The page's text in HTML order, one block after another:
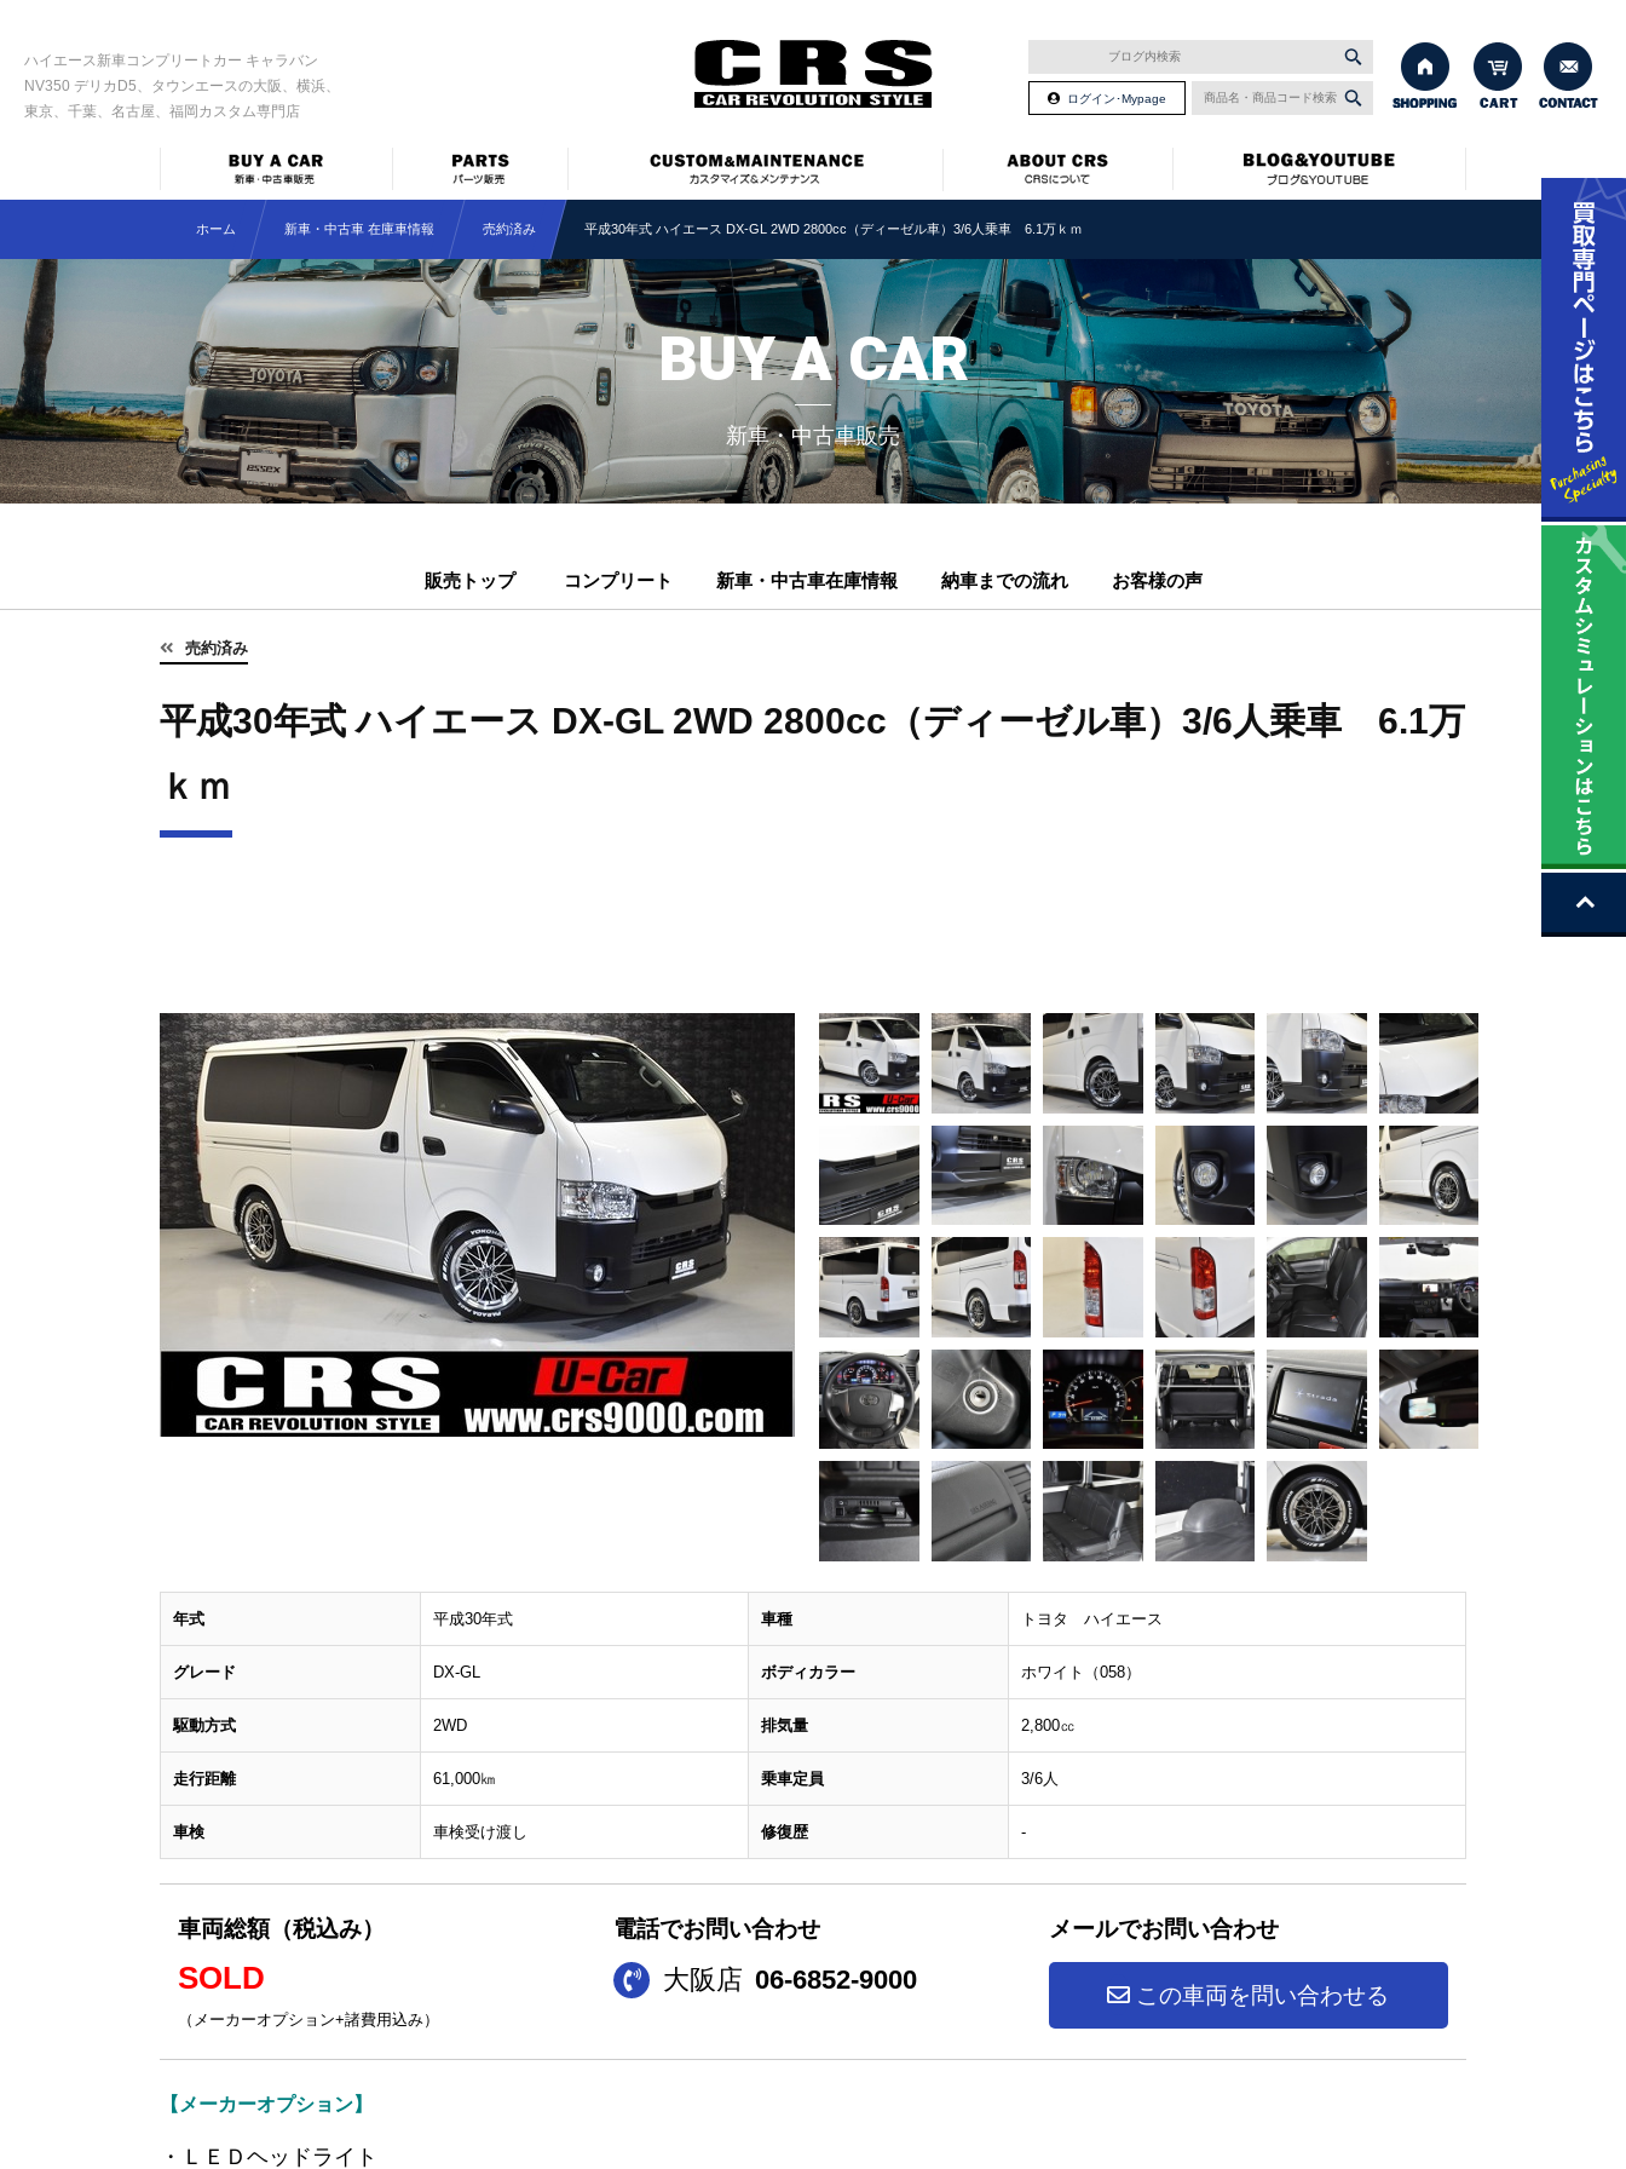
ハイエース新車コンプリートカー キャラバン
NV350 デリカD5、タウンエースの大阪、横浜、
東京、千葉、名古屋、福岡カスタム専門店
ログイン･Mypage
ホーム 新車・中古車 在庫車情報 売約済み 平成30年式 ハイエース DX-GL 2WD 2800cc（ディーゼル車）3/6人乗車 6.1万ｋｍ
BUY A CAR
新車・中古車販売
販売トップ コンプリート 新車・中古車在庫情報 納車までの流れ お客様の声
売約済み
平成30年式 ハイエース DX-GL 2WD 2800cc（ディーゼル車）3/6人乗車 6.1万
ｋｍ
年式 平成30年式 車種 トヨタ ハイエース
グレード DX-GL ボディカラー ホワイト（058）
駆動方式 2WD 排気量 2,800㏄
走行距離 61,000㎞ 乗車定員 3/6人
車検 車検受け渡し 修復歴 -
車両総額（税込み）
SOLD
（メーカーオプション+諸費用込み）
電話でお問い合わせ
大阪店 06-6852-9000
メールでお問い合わせ
この車両を問い合わせる
【メーカーオプション】
・ＬＥＤヘッドライト